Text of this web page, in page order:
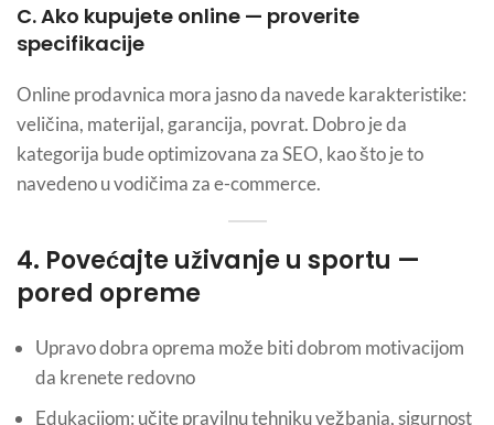
C. Ako kupujete online — proverite
specifikacije
Online prodavnica mora jasno da navede karakteristike:
veličina, materijal, garancija, povrat. Dobro je da
kategorija bude optimizovana za SEO, kao što je to
navedeno u vodičima za e-commerce.
4. Povećajte uživanje u sportu —
pored opreme
Upravo dobra oprema može biti dobrom motivacijom
da krenete redovno
Edukacijom: učite pravilnu tehniku vežbanja, sigurnost